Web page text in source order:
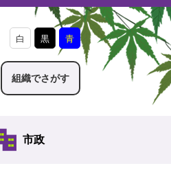
白 黒 青
組織でさがす
市政